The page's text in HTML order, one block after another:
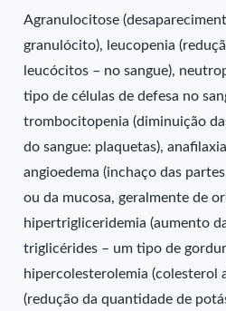
Agranulocitose
granulócito), leucopenia
leucócitos – no sangue),
tipo de células de defesa no
trombocitopenia (diminuição
do sangue: plaquetas),
angioedema (inchaço das
ou da mucosa, geralmente de
hipertrigliceridemia (aumento
triglicérides – um tipo de
hipercolesterolemia (colesterol
(redução da quantidade de